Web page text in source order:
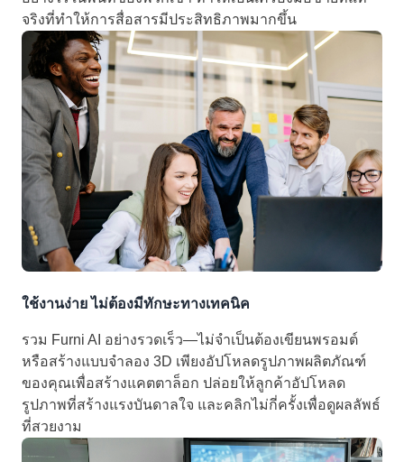
จริงที่ทำให้การสื่อสารมีประสิทธิภาพมากขึ้น
ใช้งานง่าย ไม่ต้องมีทักษะทางเทคนิค
รวม Furni AI อย่างรวดเร็ว—ไม่จำเป็นต้องเขียนพรอมต์
หรือสร้างแบบจำลอง 3D เพียงอัปโหลดรูปภาพผลิตภัณฑ์
ของคุณเพื่อสร้างแคตตาล็อก ปล่อยให้ลูกค้าอัปโหลด
รูปภาพที่สร้างแรงบันดาลใจ และคลิกไม่กี่ครั้งเพื่อดูผลลัพธ์
ที่สวยงาม